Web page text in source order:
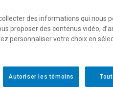
Méditation
d'une
- Été 2026
des informations qui nous
proposer des contenus vidéo,
personnaliser votre choix en
Autoriser les témoins